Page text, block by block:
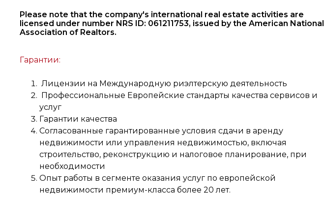
Please note that the company's international real estate activities are
licensed under number NRS ID: 061211753, issued by the American National
Association of Realtors.
Гарантии:
Лицензии на Международную риэлтерскую деятельность
Профессиональные Европейские стандарты качества сервисов и
услуг
Гарантии качества
Согласованные гарантированные условия сдачи в аренду
недвижимости или управления недвижимостью, включая
строительство, реконструкцию и налоговое планирование, при
необходимости
Опыт работы в сегменте оказания услуг по европейской
недвижимости премиум-класса более 20 лет.